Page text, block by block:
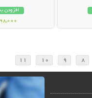
افزودن
1,698,000
8
9
10
11